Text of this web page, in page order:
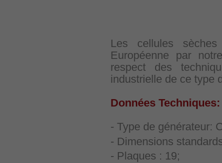
Les cellules
Européenne par
respect des
industrielle de ce type
Données Techniques:
- Type de générateur:
- Dimensions
- Plaques : 19;